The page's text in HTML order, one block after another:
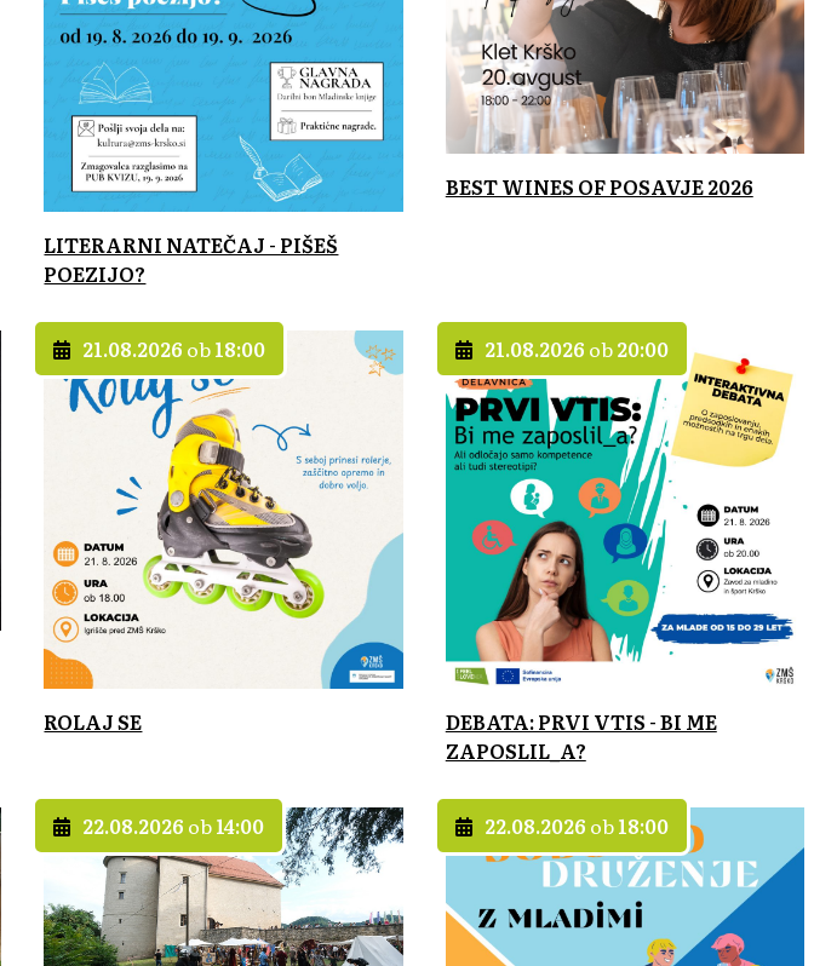
LITERARNI NATEČAJ - PIŠEŠ
POEZIJO?
BEST WINES OF POSAVJE 2026
21.08.2026 ob18:00
ROLAJ SE
21.08.2026 ob20:00
DEBATA: PRVI VTIS - BI ME
ZAPOSLIL_A?
22.08.2026 ob14:00 22.08.2026 ob18:00